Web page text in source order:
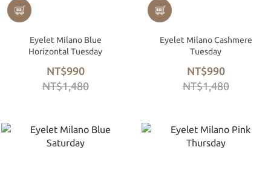
Eyelet Milano Blue
Horizontal Tuesday
NT$990
NT$1,480
Eyelet Milano Cashmere
Tuesday
NT$990
NT$1,480